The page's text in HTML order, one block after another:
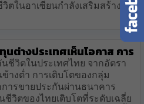
ในอาเซียนกำลังเสริมสร้าง
ต่างประเทศเห็นโอกาส การ
ชีวิตในประเทศไทย จากอัตรา
างต่ำ การเติบโตของกลุ่ม
ารขายประกันผ่านธนาคาร
ชีวิตของไทยเติบโตที่ระดับเฉลี่ย